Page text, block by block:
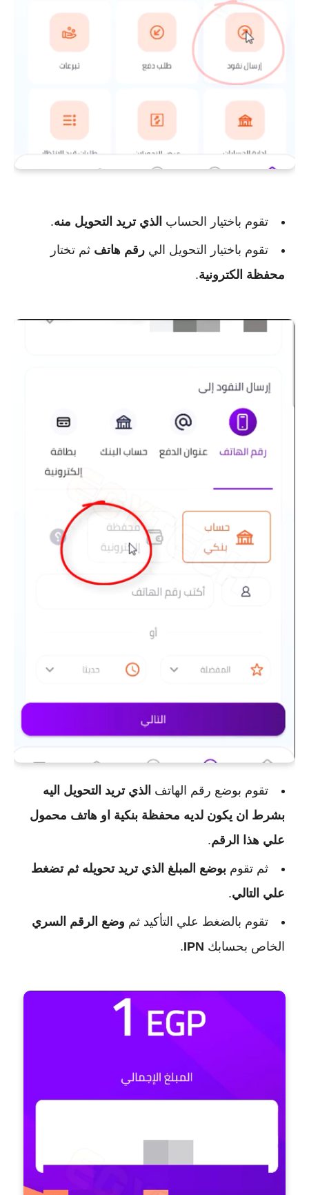
تقوم باختيار الحساب الذي تريد التحويل منه.
تقوم باختيار التحويل الي رقم هاتف ثم تختار
محفظة الكترونية.
تقوم بوضع رقم الهاتف الذي تريد التحويل اليه
بشرط ان يكون لديه محفظة بنكية او هاتف محمول
علي هذا الرقم.
ثم تقوم بوضع المبلغ الذي تريد تحويله ثم تضغط
علي التالي.
تقوم بالضغط علي التأكيد ثم وضع الرقم السري
الخاص بحسابك IPN
.